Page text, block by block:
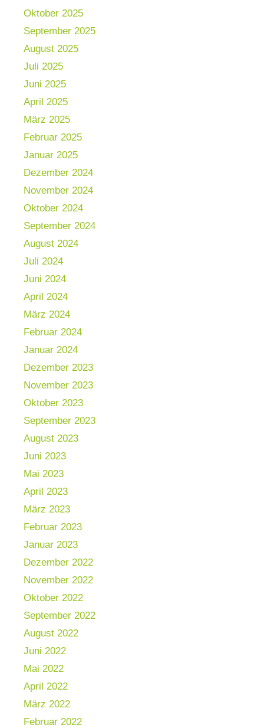
Oktober 2025
September 2025
August 2025
Juli 2025
Juni 2025
April 2025
März 2025
Februar 2025
Januar 2025
Dezember 2024
November 2024
Oktober 2024
September 2024
August 2024
Juli 2024
Juni 2024
April 2024
März 2024
Februar 2024
Januar 2024
Dezember 2023
November 2023
Oktober 2023
September 2023
August 2023
Juni 2023
Mai 2023
April 2023
März 2023
Februar 2023
Januar 2023
Dezember 2022
November 2022
Oktober 2022
September 2022
August 2022
Juni 2022
Mai 2022
April 2022
März 2022
Februar 2022